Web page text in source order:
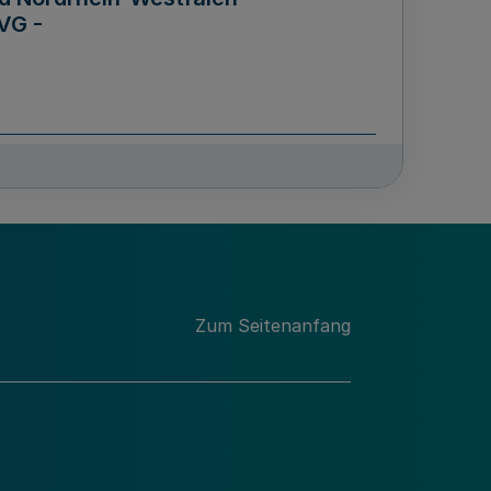
-
Männern für das Land
Zum Seitenanfang